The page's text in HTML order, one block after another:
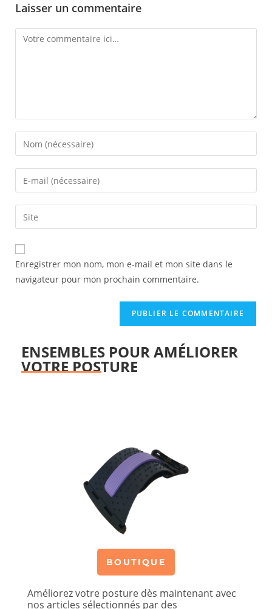
Laisser un commentaire
Enregistrer mon nom, mon e-mail et mon site dans le
navigateur pour mon prochain commentaire.
ENSEMBLES POUR AMÉLIORER
VOTRE POSTURE
BOUTIQUE
Améliorez votre posture dès maintenant avec
nos articles sélectionnés par des